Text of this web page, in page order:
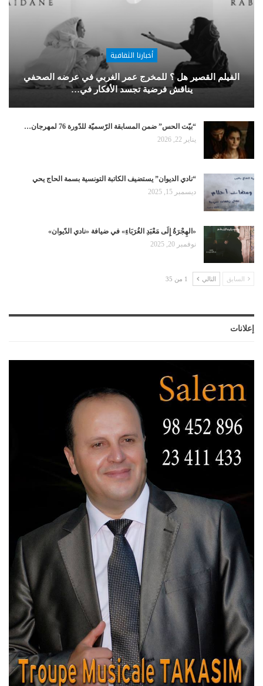
أخبارنا الثقافية
الفيلم القصير هل ؟ للمخرج عمر الغربي في عرضه الصحفي
يناقش فرضية تجسد الأفكار في…
“بيّت الحس” ضمن المسابقة الرّسميّة للدّورة 76 لمهرجان…
يناير 22, 2026
“نادي الديوان” يستضيف الكاتبة التونسية بسمة الحاج يحي
ديسمبر 15, 2025
«الهِجْرَةُ إِلَى مَعْبَدِ الغُرَبَاءِ» في ضيافة «نادي الدّيوان»
نوفمبر 20, 2025
السابق التالي 1 من 35
إعلانات